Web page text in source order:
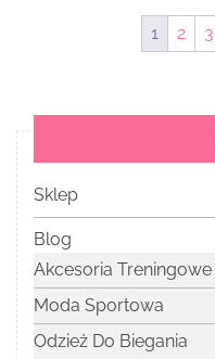
1 2 3
Sklep
Blog
Akcesoria Treningowe
Moda Sportowa
Odzież Do Biegania